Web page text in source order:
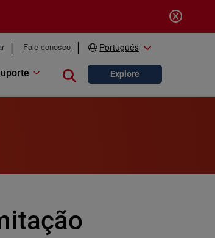
Fale conosco Português
Close search
Explore